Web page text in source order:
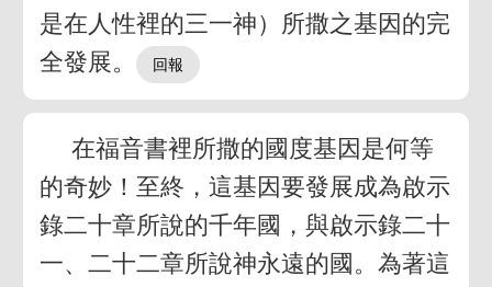
是在人性裡的三一神）所撒之基因的完
全發展。
在福音書裡所撒的國度基因是何等
的奇妙！至終，這基因要發展成為啟示
錄二十章所說的千年國，與啟示錄二十
一、二十二章所說神永遠的國。為著這